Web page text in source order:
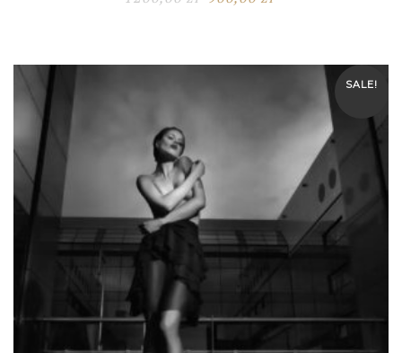
SALE!